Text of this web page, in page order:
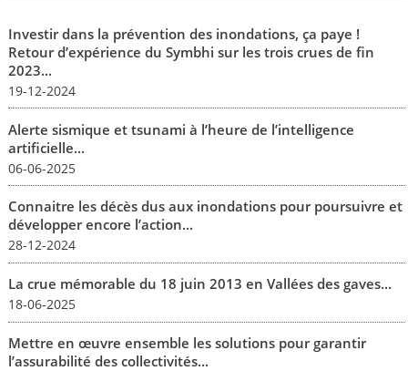
Investir dans la prévention des inondations, ça paye !
Retour d’expérience du Symbhi sur les trois crues de fin
2023...
19-12-2024
Alerte sismique et tsunami à l’heure de l’intelligence
artificielle...
06-06-2025
Connaitre les décès dus aux inondations pour poursuivre et
développer encore l’action...
28-12-2024
La crue mémorable du 18 juin 2013 en Vallées des gaves...
18-06-2025
Mettre en œuvre ensemble les solutions pour garantir
l’assurabilité des collectivités...